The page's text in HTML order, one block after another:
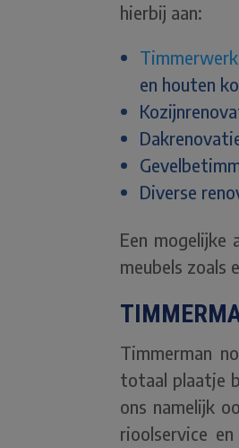
hierbij aan:
en houten
Diverse
Een mogelijke
meubels zoals
Timmerman
totaal plaatje
ons namelijk
rioolservice